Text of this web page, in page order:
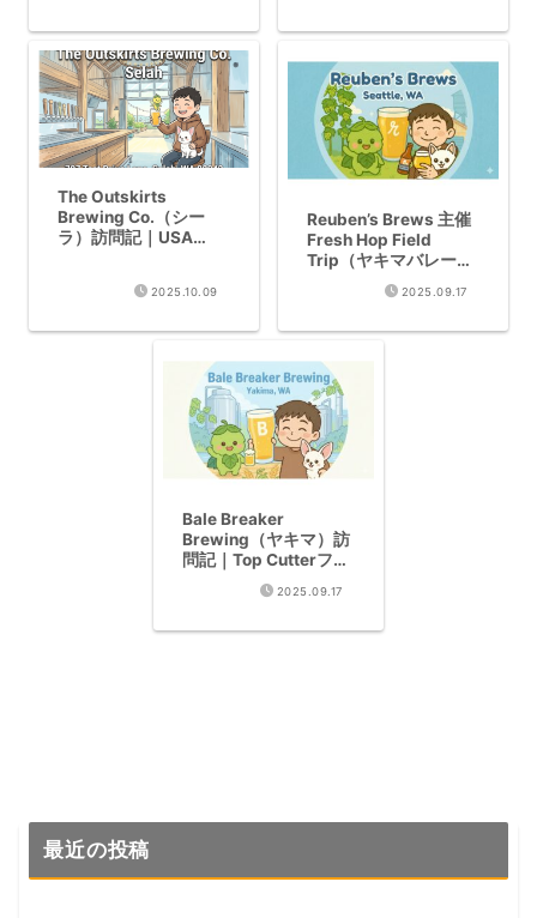
The Outskirts
Brewing Co.（シー
ラ）訪問記｜USA
2025.10.09
Reuben’s Brews 主催
Fresh Hop Field
Trip（ヤキマバレー）
訪問記｜贅沢な一日
2025.09.17
Bale Breaker
Brewing（ヤキマ）訪
問記｜Top Cutterフレ
ッシュホップ版が最高
2025.09.17
最近の投稿